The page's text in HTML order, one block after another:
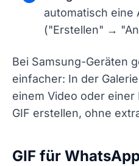
automatisch eine
("Erstellen" →
Bei Samsung-Geräten
einfacher: In der
einem Video oder
GIF erstellen, ohne
GIF für